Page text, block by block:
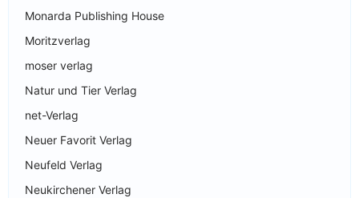
Monarda Publishing House
Moritzverlag
moser verlag
Natur und Tier Verlag
net-Verlag
Neuer Favorit Verlag
Neufeld Verlag
Neukirchener Verlag